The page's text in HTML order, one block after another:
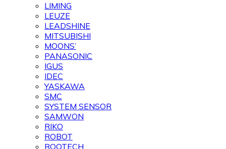
LIMING
LEUZE
LEADSHINE
MITSUBISHI
MOONS’
PANASONIC
IGUS
IDEC
YASKAWA
SMC
SYSTEM SENSOR
SAMWON
RIKO
ROBOT
ROOTECH